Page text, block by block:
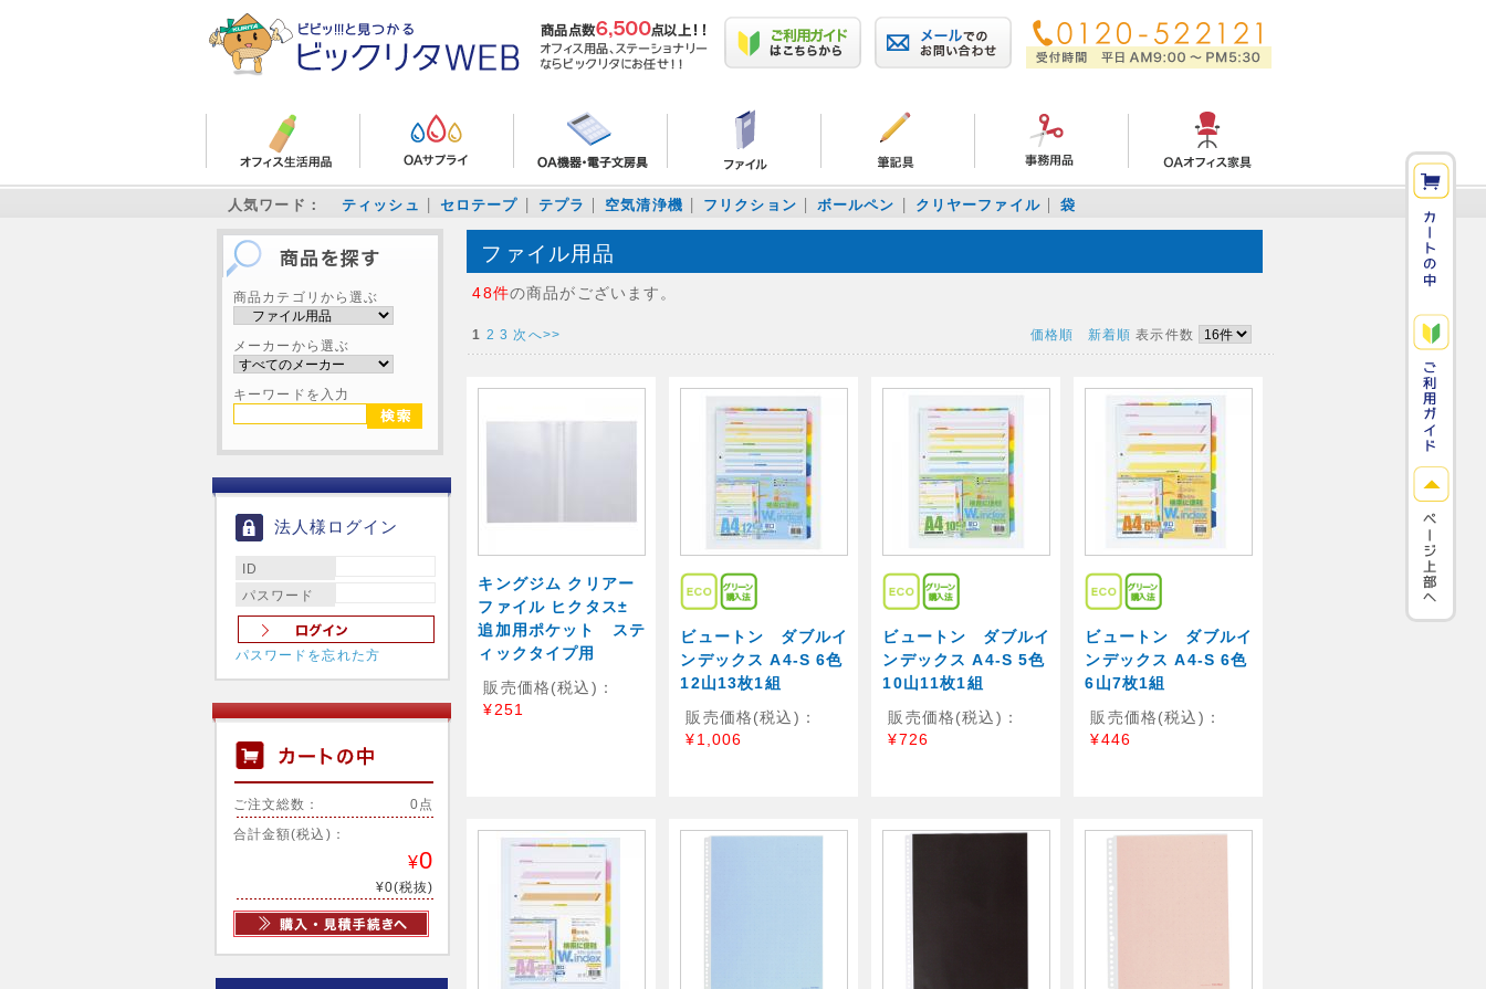
人気ワード： ティッシュ セロテープ テプラ 空気清浄機 フリクション ボールペン クリヤーファイル 袋
商品カテゴリから選ぶ
メーカーから選ぶ
キーワードを入力
法人様ログイン
ID
パスワード
パスワードを忘れた方
ご注文総数： 0点
合計金額(税込)：
¥0
¥0(税抜)
ファイル用品
48件の商品がございます。
価格順 新着順 表示件数
1 2 3 次へ>>
キングジム クリアー
ファイル ヒクタス±
追加用ポケット ステ
ィックタイプ用
販売価格(税込)：
¥251
ビュートン ダブルイ
ンデックス A4-S 6色
12山13枚1組
販売価格(税込)：
¥1,006
ビュートン ダブルイ
ンデックス A4-S 5色
10山11枚1組
販売価格(税込)：
¥726
ビュートン ダブルイ
ンデックス A4-S 6色
6山7枚1組
販売価格(税込)：
¥446